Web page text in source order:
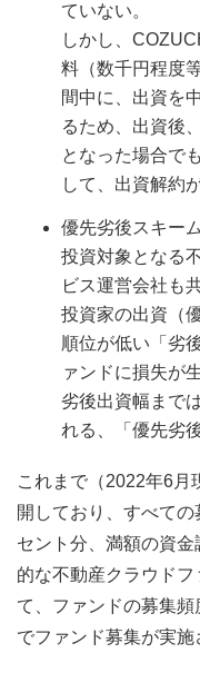
ていない。
しかし、
料（数千円程度
間中に、出資を
るため、出資後
となった場合で
して、出資解約
優先劣後スキー
投資対象となる
ビス運営会社も
投資家の出資（
順位が低い「劣
ァンドに損失が
劣後出資幅まで
れる、「優先劣
これまで（2022年6月
開しており、すべて
セント分、満額の資
的な不動産クラウド
て、ファンドの募集
でファンド募集が実施